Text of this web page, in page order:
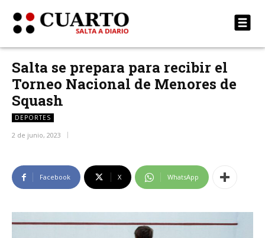
Salta se prepara para recibir el
Torneo Nacional de Menores de
Squash
DEPORTES
2 de junio, 2023
Facebook X WhatsApp